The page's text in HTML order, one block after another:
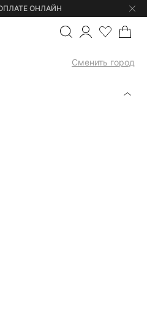
ОНЛАЙН
Сменить город
ДЖИНСОВОЕ ПЛАТЬЕ МИНИ